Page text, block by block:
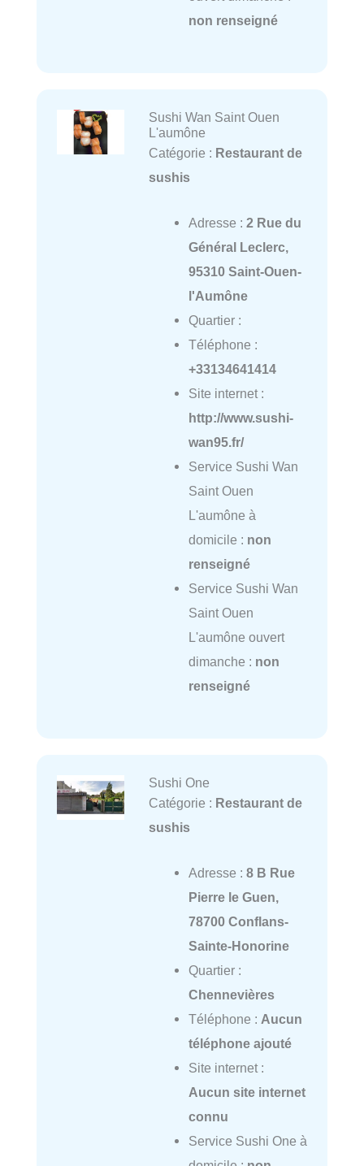
non renseigné
Sushi Wan Saint Ouen
L'aumône
Catégorie : Restaurant de
sushis
Adresse : 2 Rue du
Général Leclerc,
95310 Saint-Ouen-
l'Aumône
Quartier :
Téléphone :
+33134641414
Site internet :
http://www.sushi-
wan95.fr/
Service Sushi Wan
Saint Ouen
L'aumône à
domicile : non
renseigné
Service Sushi Wan
Saint Ouen
L'aumône ouvert
dimanche : non
renseigné
Sushi One
Catégorie : Restaurant de
sushis
Adresse : 8 B Rue
Pierre le Guen,
78700 Conflans-
Sainte-Honorine
Quartier :
Chennevières
Téléphone : Aucun
téléphone ajouté
Site internet :
Aucun site internet
connu
Service Sushi One à